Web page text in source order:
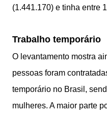
(1.441.170) e tinha entre
Trabalho temporário
O levantamento mostra
pessoas foram
temporário no Brasil,
mulheres. A maior parte